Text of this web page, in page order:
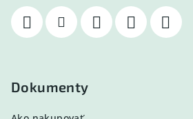
Dokumenty